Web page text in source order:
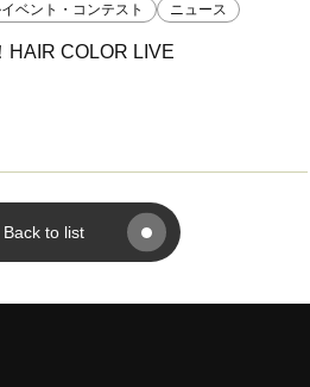
ベント・コンテスト ニュース
HAIR COLOR LIVE
Back to list